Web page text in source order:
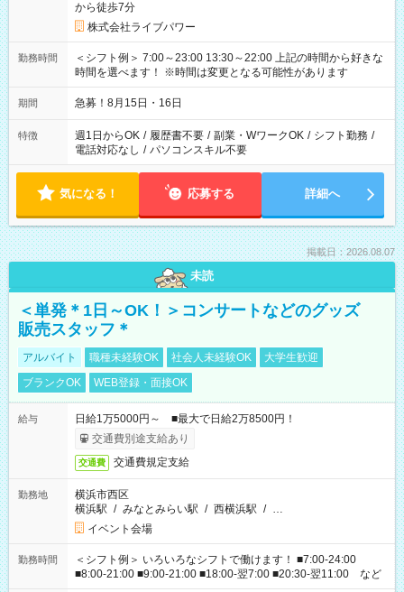
から徒歩7分
株式会社ライブパワー
勤務時間
＜シフト例＞ 7:00～23:00 13:30～22:00 上記の時間から好きな
時間を選べます！ ※時間は変更となる可能性があります
期間 急募！8月15日・16日
特徴 週1日からOK / 履歴書不要 / 副業・WワークOK / シフト勤務 /
電話対応なし / パソコンスキル不要
気になる！ 応募する 詳細へ
掲載日：2026.08.07
未読
＜単発＊1日～OK！＞コンサートなどのグッズ
販売スタッフ＊
アルバイト 職種未経験OK 社会人未経験OK
大学生歓迎
ブランクOK
WEB登録・面接OK
給与
日給1万5000円～ ■最大で日給2万8500円！
交通費別途支給あり
交通費 交通費規定支給
勤務地
横浜市西区
横浜駅 / みなとみらい駅 / 西横浜駅 / …
イベント会場
勤務時間
＜シフト例＞ いろいろなシフトで働けます！ ■7:00-24:00
■8:00-21:00 ■9:00-21:00 ■18:00-翌7:00 ■20:30-翌11:00 など